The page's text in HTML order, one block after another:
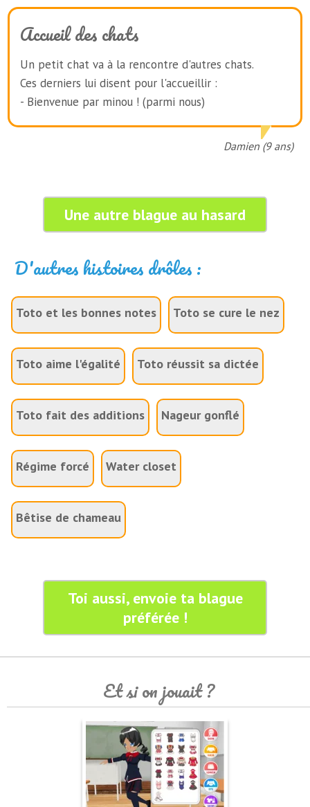
Accueil des chats
Un petit chat va à la rencontre d'autres chats.
Ces derniers lui disent pour l'accueillir :
- Bienvenue par minou ! (parmi nous)
Damien (9 ans)
Une autre blague au hasard
D'autres histoires drôles :
Toto et les bonnes notes Toto se cure le nez
Toto aime l'égalité Toto réussit sa dictée
Toto fait des additions Nageur gonflé
Régime forcé Water closet
Bêtise de chameau
Toi aussi, envoie ta blague
préférée !
Et si on jouait ?